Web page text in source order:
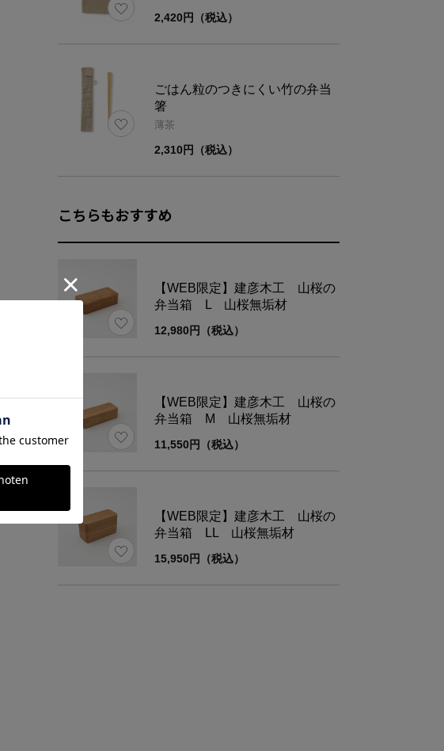
2,420円（税込）
ごはん粒のつきにくい竹の弁当
箸
薄茶
2,310円（税込）
こちらもおすすめ
【WEB限定】建彦木工 山桜の
弁当箱 L 山桜無垢材
12,980円（税込）
【WEB限定】建彦木工 山桜の
弁当箱 M 山桜無垢材
11,550円（税込）
【WEB限定】建彦木工 山桜の
弁当箱 LL 山桜無垢材
15,950円（税込）